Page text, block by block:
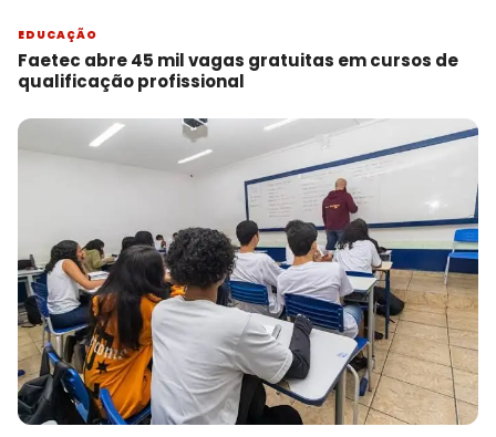
EDUCAÇÃO
Faetec abre 45 mil vagas gratuitas em cursos de
qualificação profissional